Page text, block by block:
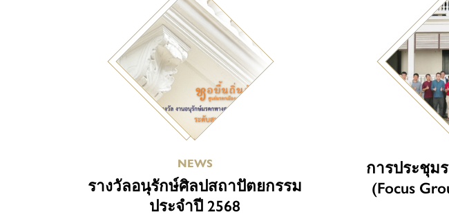
NEWS
รางวัลอนุรักษ์ศิลปสถาปัตยกรรม
ประจำปี 2568
การประชุม
(Focus